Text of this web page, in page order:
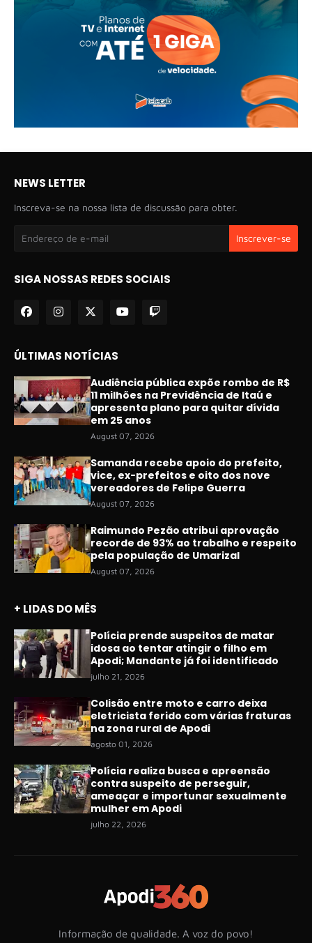
NEWS LETTER
Inscreva-se na nossa lista de discussão para obter.
SIGA NOSSAS REDES SOCIAIS
ÚLTIMAS NOTÍCIAS
Audiência pública expõe rombo de R$
11 milhões na Previdência de Itaú e
apresenta plano para quitar dívida
em 25 anos
August 07, 2026
Samanda recebe apoio do prefeito,
vice, ex-prefeitos e oito dos nove
vereadores de Felipe Guerra
August 07, 2026
Raimundo Pezão atribui aprovação
recorde de 93% ao trabalho e respeito
pela população de Umarizal
August 07, 2026
+ LIDAS DO MÊS
Polícia prende suspeitos de matar
idosa ao tentar atingir o filho em
Apodi; Mandante já foi identificado
julho 21, 2026
Colisão entre moto e carro deixa
eletricista ferido com várias fraturas
na zona rural de Apodi
agosto 01, 2026
Polícia realiza busca e apreensão
contra suspeito de perseguir,
ameaçar e importunar sexualmente
mulher em Apodi
julho 22, 2026
Informação de qualidade. A voz do povo!